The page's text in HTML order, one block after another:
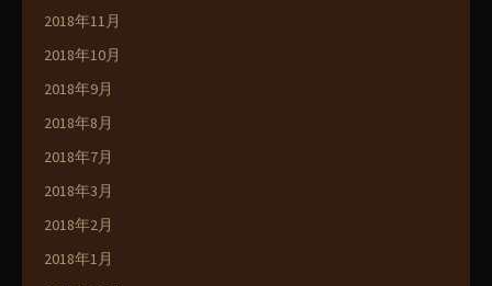
2018年11月
2018年10月
2018年9月
2018年8月
2018年7月
2018年3月
2018年2月
2018年1月